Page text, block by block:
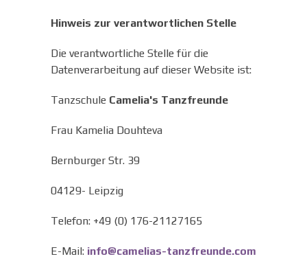
Hinweis zur verantwortlichen Stelle
Die verantwortliche Stelle für die
Datenverarbeitung auf dieser Website ist:
Tanzschule Camelia's Tanzfreunde
Frau Kamelia Douhteva
Bernburger Str. 39
04129- Leipzig
Telefon: +49 (0) 176-21127165
E-Mail: info@camelias-tanzfreunde.com